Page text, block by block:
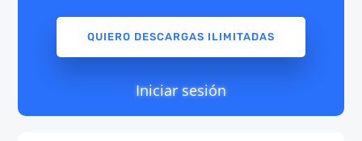
QUIERO DESCARGAS ILIMITADAS
Iniciar sesión